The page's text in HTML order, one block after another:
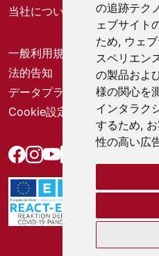
の追跡テク
ェブサイト
ため, ウェ
スペリエン
の製品およ
様の関心を
インタラク
するため,
性の高い広
当社について
一般利用規約
法的告知
データプライバシー
Cookie設定